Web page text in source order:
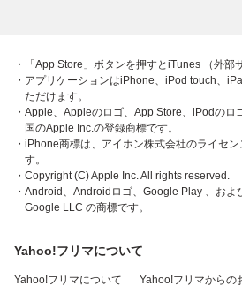
・「App Store」ボタンを押すとiTunes （外部
・アプリケーションはiPhone、iPod touch、
ただけます。
・Apple、Appleのロゴ、App Store、iPodのロ
国のApple Inc.の登録商標です。
・iPhone商標は、アイホン株式会社のライセ
す。
・Copyright (C) Apple Inc. All rights reserved.
・Android、Androidロゴ、Google Play 、およ
Google LLC の商標です。
Yahoo!フリマについて
Yahoo!フリマについて Yahoo!フリマからの